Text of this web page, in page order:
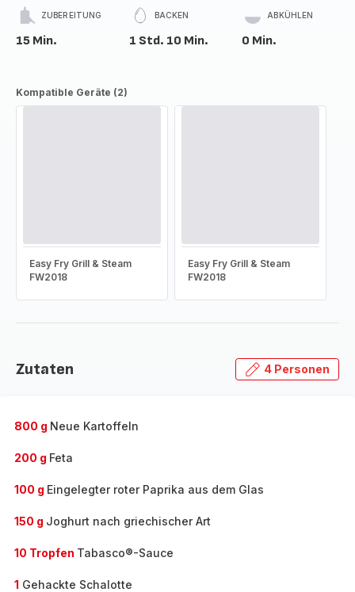
ZUBEREITUNG
15 Min.
BACKEN
1 Std. 10 Min.
ABKÜHLEN
0 Min.
Kompatible Geräte (2)
Easy Fry Grill & Steam
FW2018
Easy Fry Grill & Steam
FW2018
Zutaten 4 Personen
800 g Neue Kartoffeln
200 g Feta
100 g Eingelegter roter Paprika aus dem Glas
150 g Joghurt nach griechischer Art
10 Tropfen Tabasco®-Sauce
1 Gehackte Schalotte